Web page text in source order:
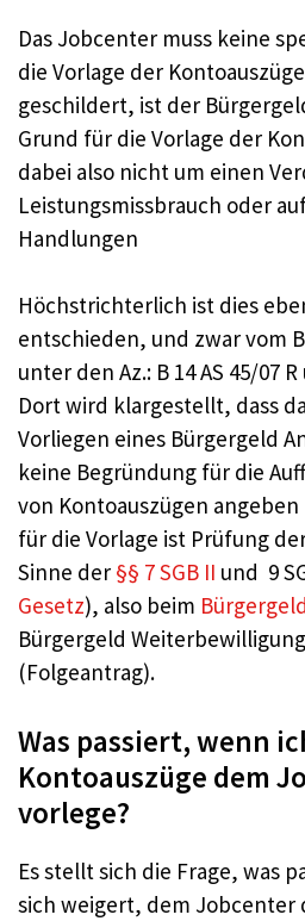
Das Jobcenter muss keine
die Vorlage der
geschildert, ist der
Grund für die Vorlage der
dabei also nicht um einen
Leistungsmissbrauch oder
Handlungen
Höchstrichterlich ist dies
entschieden, und zwar vom
unter den Az.: B 14 AS 45/07
Dort wird klargestellt, dass
Vorliegen eines Bürgergeld
keine Begründung für die
von Kontoauszügen angeben
für die Vorlage ist Prüfung
Sinne der §§ 7 SGB II und 9
Gesetz), also beim
Bürgergeld
(Folgeantrag).
Was passiert, wenn
Kontoauszüge dem
vorlege?
Es stellt sich die Frage, was
sich weigert, dem Jobcenter